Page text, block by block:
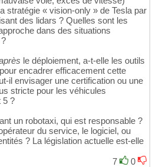
stratégie « vision-only » de Tesla par
des lidars ? Quelles sont les
dans des situations
le déploiement, a-t-elle les outils
encadrer efficacement cette
il envisager une certification ou une
stricte pour les véhicules
5 ?
un robotaxi, qui est responsable ?
du service, le logiciel, ou
? La législation actuelle est-elle
7
0